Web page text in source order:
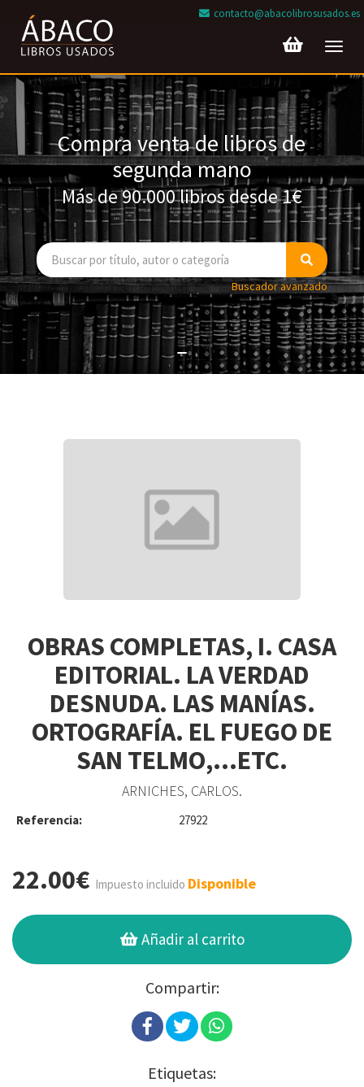
contacto@abacolibrosusados.es
Compra venta de libros de
segunda mano
Más de 90.000 libros desde 1€
Buscador avanzado
OBRAS COMPLETAS, I. CASA
EDITORIAL. LA VERDAD
DESNUDA. LAS MANÍAS.
ORTOGRAFÍA. EL FUEGO DE
SAN TELMO,...ETC.
ARNICHES, CARLOS.
Referencia: 27922
22.00€ Impuesto incluido Disponible
Añadir al carrito
Compartir:
Etiquetas: